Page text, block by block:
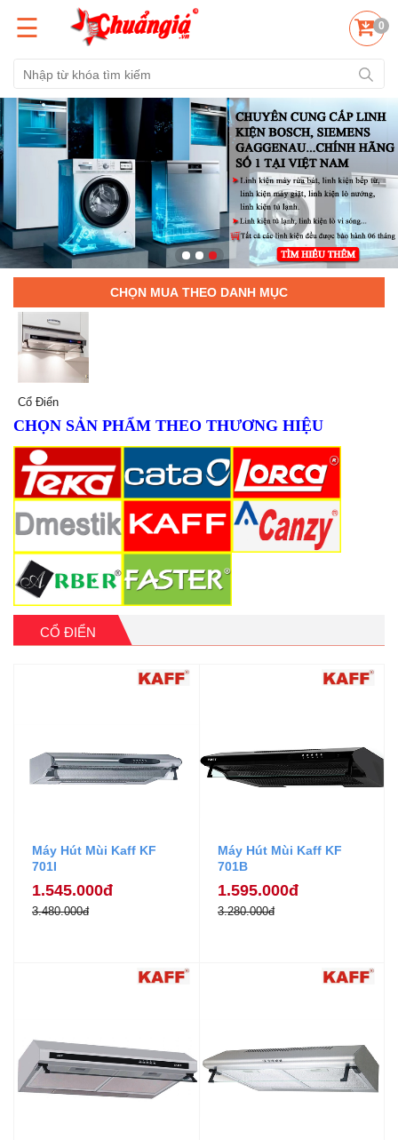
☰ 0
CHỌN MUA THEO DANH MỤC
Cổ Điển
CHỌN SẢN PHẨM THEO THƯƠNG HIỆU
CỔ ĐIỂN
Máy Hút Mùi Kaff KF
701I
1.545.000đ
3.480.000đ
Máy Hút Mùi Kaff KF
701B
1.595.000đ
3.280.000đ